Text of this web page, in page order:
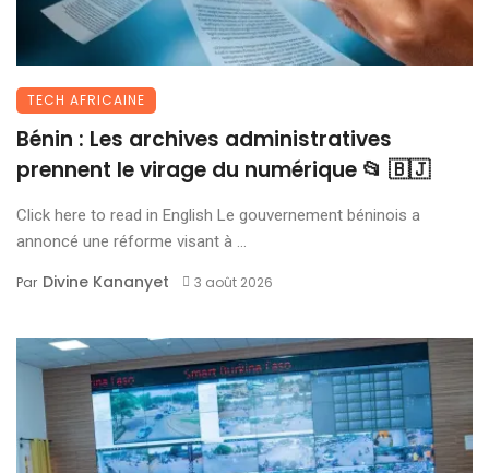
TECH AFRICAINE
Bénin : Les archives administratives
prennent le virage du numérique 📂 🇧🇯
Click here to read in English Le gouvernement béninois a
annoncé une réforme visant à ...
Par Divine Kananyet 3 août 2026